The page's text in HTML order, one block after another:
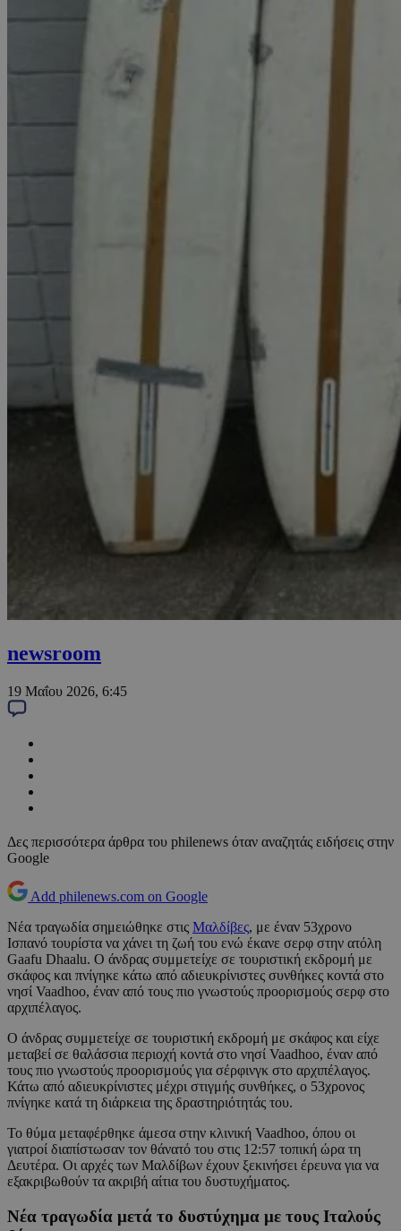
newsroom
19 Μαΐου 2026, 6:45
Δες περισσότερα άρθρα του philenews όταν αναζητάς ειδήσεις στην
Google
Add philenews.com on Google
Νέα τραγωδία σημειώθηκε στις Μαλδίβες, με έναν 53χρονο
Ισπανό τουρίστα να χάνει τη ζωή του ενώ έκανε σερφ στην ατόλη
Gaafu Dhaalu. Ο άνδρας συμμετείχε σε τουριστική εκδρομή με
σκάφος και πνίγηκε κάτω από αδιευκρίνιστες συνθήκες κοντά στο
νησί Vaadhoo, έναν από τους πιο γνωστούς προορισμούς σερφ στο
αρχιπέλαγος.
Ο άνδρας συμμετείχε σε τουριστική εκδρομή με σκάφος και είχε
μεταβεί σε θαλάσσια περιοχή κοντά στο νησί Vaadhoo, έναν από
τους πιο γνωστούς προορισμούς για σέρφινγκ στο αρχιπέλαγος.
Κάτω από αδιευκρίνιστες μέχρι στιγμής συνθήκες, ο 53χρονος
πνίγηκε κατά τη διάρκεια της δραστηριότητάς του.
Το θύμα μεταφέρθηκε άμεσα στην κλινική Vaadhoo, όπου οι
γιατροί διαπίστωσαν τον θάνατό του στις 12:57 τοπική ώρα τη
Δευτέρα. Οι αρχές των Μαλδίβων έχουν ξεκινήσει έρευνα για να
εξακριβωθούν τα ακριβή αίτια του δυστυχήματος.
Νέα τραγωδία μετά το δυστύχημα με τους Ιταλούς